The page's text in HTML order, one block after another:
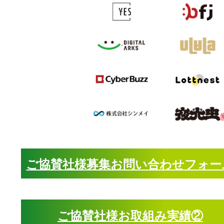
ご協賛社様募集お問い合わせフォ
ご協賛社様お取組み実績②